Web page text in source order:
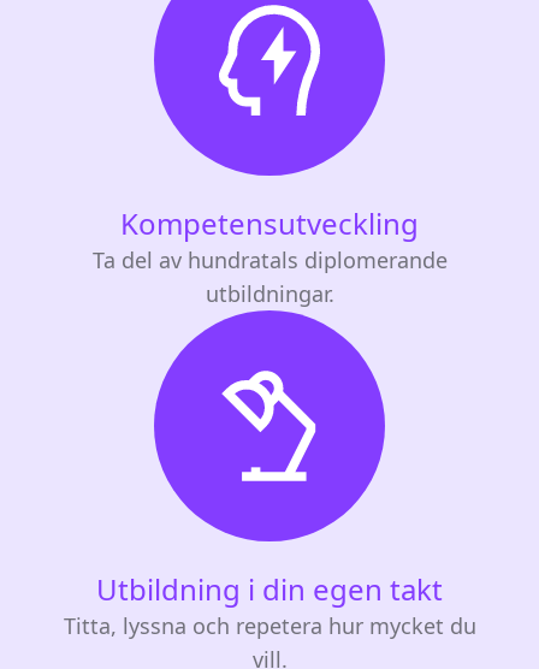
Kompetensutveckling
Ta del av hundratals diplomerande
utbildningar.
Utbildning i din egen takt
Titta, lyssna och repetera hur mycket du
vill.